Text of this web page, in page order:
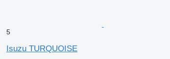
5
Isuzu TURQUOISE